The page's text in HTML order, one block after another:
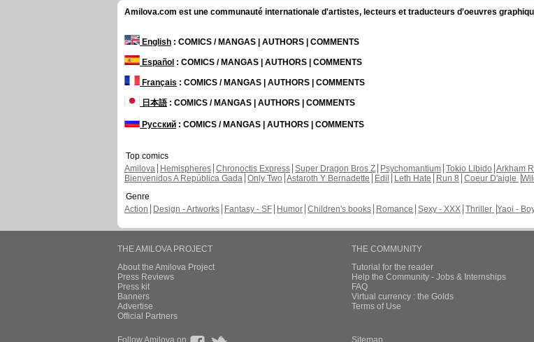
Amilova.com est une communauté internationale d'artistes, lecteurs et traducteurs d'oeuvres
English : COMICS / MANGAS | AUTHORS | COMMENTS
Español : COMICS / MANGAS | AUTHORS | COMMENTS
Français : COMICS / MANGAS | AUTHORS | COMMENTS
日本語: COMICS / MANGAS | AUTHORS | COMMENTS
Русский : COMICS / MANGAS | AUTHORS | COMMENTS
Top comics
Amilova
Hemispheres Chronoctis Express Super Dragon Bros Z Psychomantium Tokio Libido Arkham
Bienvenidos A República Gada Only Two Astaroth Y Bernadette Edil Leth Hate Run 8 Coeur D'aigle
Genre
Action
Design - Artworks Fantasy - SF Humor Children's books Romance Sexy - XXX Thriller Yaoi -
THE AMILOVA PROJECT
About the Amilova Project
Press Reviews
Press kit
Banners
Advertise
Official Partners
THE COMMUNITY
Tutorial for the reader
Help the Community - Jobs & Internships
FAQ
Virtual currency : the Golds
Terms of Use
Follow Amilova on Sitemap